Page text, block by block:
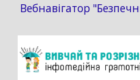
Вебнавігатор